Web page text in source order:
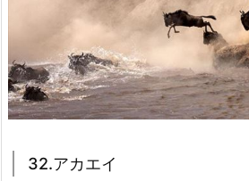
32.アカエイ